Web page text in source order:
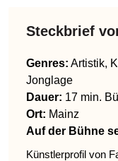
Steckbrief
Genres: Artistik,
Jonglage
Dauer: 17 min.
Ort: Mainz
Auf der Bühne
Künstlerprofil von